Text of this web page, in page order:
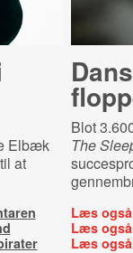
Elbæk
at
Blot
The
Læs
Læs
Læs